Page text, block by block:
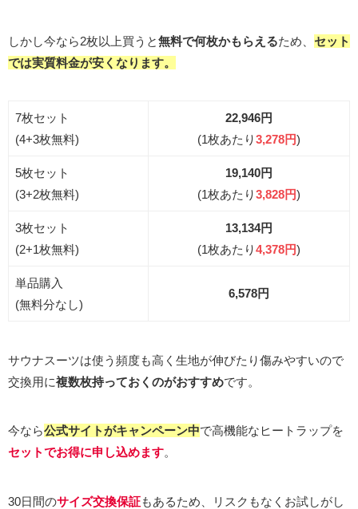
しかし今なら2枚以上買うと無料で何枚かもらえるため、 セット
では実質料金が安くなります。
7枚セット
(4+3枚無料)
22,946円
(1枚あたり3,278円)
5枚セット
(3+2枚無料)
19,140円
(1枚あたり3,828円)
3枚セット
(2+1枚無料)
13,134円
(1枚あたり4,378円)
単品購入
(無料分なし)
6,578円
サウナスーツは使う頻度も高く生地が伸びたり傷みやすいので
交換用に複数枚持っておくのがおすすめです。
今なら公式サイトがキャンペーン中で高機能なヒートラップを
セットでお得に申し込めます。
30日間のサイズ交換保証もあるため、リスクもなくお試しがし